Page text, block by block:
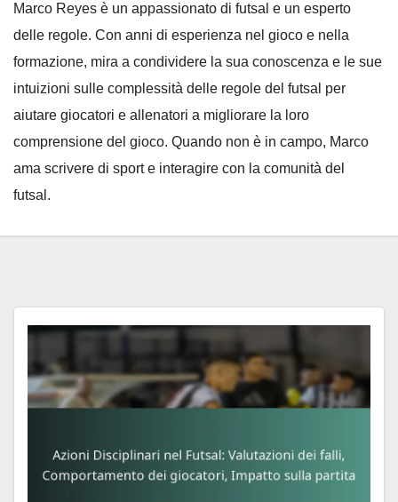
Marco Reyes è un appassionato di futsal e un esperto
delle regole. Con anni di esperienza nel gioco e nella
formazione, mira a condividere la sua conoscenza e le sue
intuizioni sulle complessità delle regole del futsal per
aiutare giocatori e allenatori a migliorare la loro
comprensione del gioco. Quando non è in campo, Marco
ama scrivere di sport e interagire con la comunità del
futsal.